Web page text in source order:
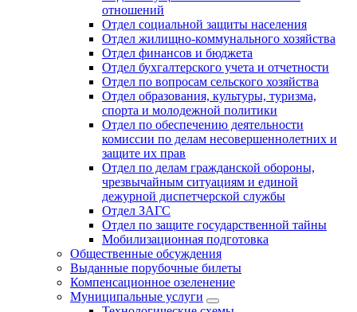
отношений
Отдел социальной защиты населения
Отдел жилищно-коммунального хозяйства
Отдел финансов и бюджета
Отдел бухгалтерского учета и отчетности
Отдел по вопросам сельского хозяйства
Отдел образования, культуры, туризма,
спорта и молодежной политики
Отдел по обеспечению деятельности
комиссии по делам несовершеннолетних и
защите их прав
Отдел по делам гражданской обороны,
чрезвычайным ситуациям и единой
дежурной диспетчерской службы
Отдел ЗАГС
Отдел по защите государственной тайны
Мобилизационная подготовка
Общественные обсуждения
Выданные порубочные билеты
Компенсационное озеленение
Муниципальные услуги